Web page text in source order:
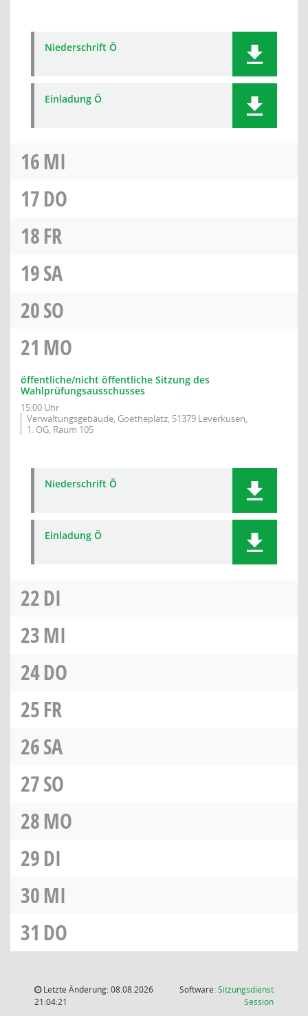
Niederschrift Ö
Einladung Ö
16MI
17DO
18FR
19SA
20SO
21 MO
öffentliche/nicht öffentliche Sitzung des
Wahlprüfungsausschusses
15:00 Uhr
Verwaltungsgebäude, Goetheplatz, 51379 Leverkusen,
1. OG, Raum 105
Niederschrift Ö
Einladung Ö
22DI
23MI
24DO
25FR
26SA
27SO
28MO
29DI
30MI
31 DO
Letzte Änderung: 08.08.2026
21:04:21
Software:Sitzungsdienst
Session(Wird in